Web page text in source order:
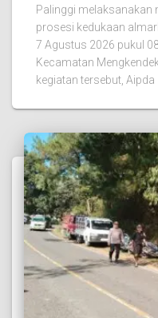
Palinggi
prosesi kedukaan
7 Agustus 2026 pukul
Kecamatan
kegiatan tersebut, Aipda